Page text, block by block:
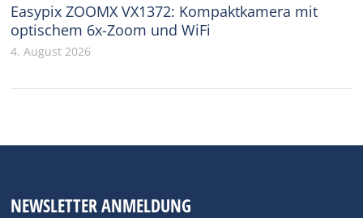
Easypix ZOOMX VX1372: Kompaktkamera mit
optischem 6x-Zoom und WiFi
4. August 2026
NEWSLETTER ANMELDUNG